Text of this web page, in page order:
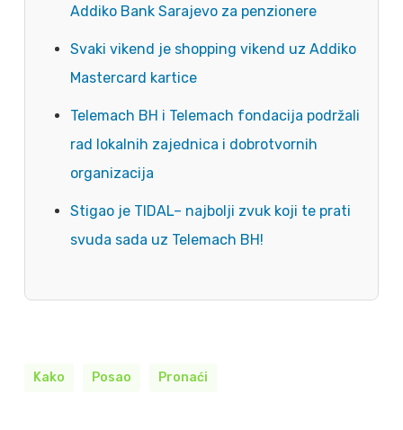
Addiko Bank Sarajevo za penzionere
Svaki vikend je shopping vikend uz Addiko
Mastercard kartice
Telemach BH i Telemach fondacija podržali
rad lokalnih zajednica i dobrotvornih
organizacija
Stigao je TIDAL– najbolji zvuk koji te prati
svuda sada uz Telemach BH!
Kako Posao Pronaći